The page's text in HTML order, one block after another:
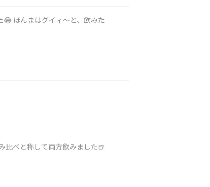
比べと称して両方飲みました🍺